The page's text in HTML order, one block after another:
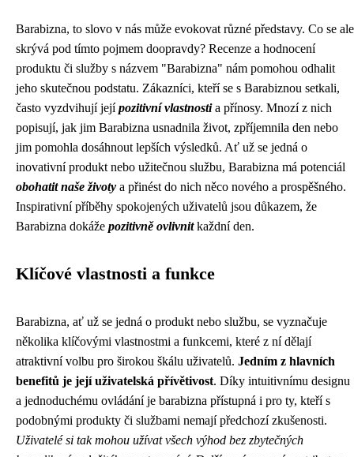
Barabizna, to slovo v nás může evokovat různé představy. Co se ale
skrývá pod tímto pojmem doopravdy? Recenze a hodnocení
produktu či služby s názvem "Barabizna" nám pomohou odhalit
jeho skutečnou podstatu. Zákazníci, kteří se s Barabiznou setkali,
často vyzdvihují jejípozitivní vlastnostia přínosy. Mnozí z nich
popisují, jak jim Barabizna usnadnila život, zpříjemnila den nebo
jim pomohla dosáhnout lepších výsledků. Ať už se jedná o
inovativní produkt nebo užitečnou službu, Barabizna má potenciál
obohatit naše životy a přinést do nich něco nového a prospěšného.
Inspirativní příběhy spokojených uživatelů jsou důkazem, že
Barabizna dokáže pozitivně ovlivnitkaždní den.
Klíčové vlastnosti a funkce
Barabizna, ať už se jedná o produkt nebo službu, se vyznačuje
několika klíčovými vlastnostmi a funkcemi, které z ní dělají
atraktivní volbu pro širokou škálu uživatelů. Jedním z hlavních
benefitů je její uživatelská přívětivost. Díky intuitivnímu designu
a jednoduchému ovládání je barabizna přístupná i pro ty, kteří s
podobnými produkty či službami nemají předchozí zkušenosti.
Uživatelé si tak mohou užívat všech výhod bez zbytečných